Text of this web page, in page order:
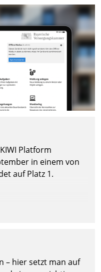
Platform
in einem von
auf Platz 1.
– hier setzt man auf